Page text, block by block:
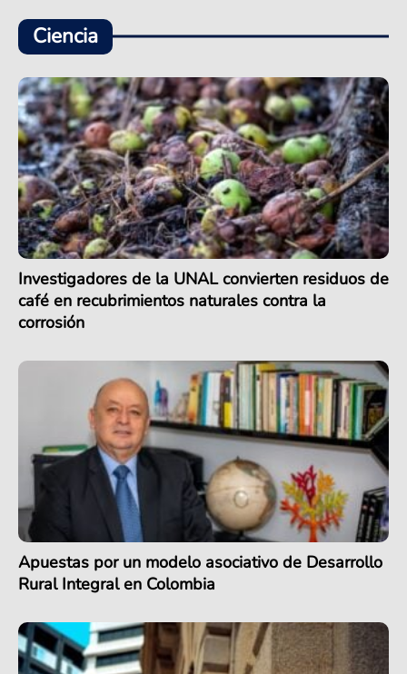
Ciencia
Investigadores de la UNAL convierten residuos de
café en recubrimientos naturales contra la
corrosión
Apuestas por un modelo asociativo de Desarrollo
Rural Integral en Colombia